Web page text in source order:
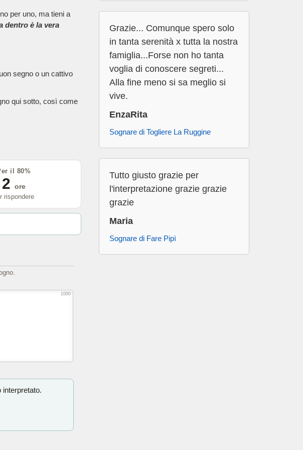
per uno, ma tieni a
dentro è la vera
segno o un cattivo
qui sotto, così come
il 80%
2 ore
rispondere
1000
Grazie... Comunque spero solo
in tanta serenità x tutta la nostra
famiglia...Forse non ho tanta
voglia di conoscere segreti...
Alla fine meno si sa meglio si
vive.
EnzaRita
Sognare di Togliere La Ruggine
Tutto giusto grazie per
l'interpretazione grazie grazie
grazie
Maria
Sognare di Fare Pipì